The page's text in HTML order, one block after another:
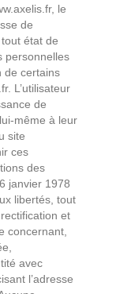
le
de
état de
personnelles
de certains
L’utilisateur
de
même à leur
site
ces
des
janvier 1978
libertés, tout
et
concernant,
avec
l’adresse